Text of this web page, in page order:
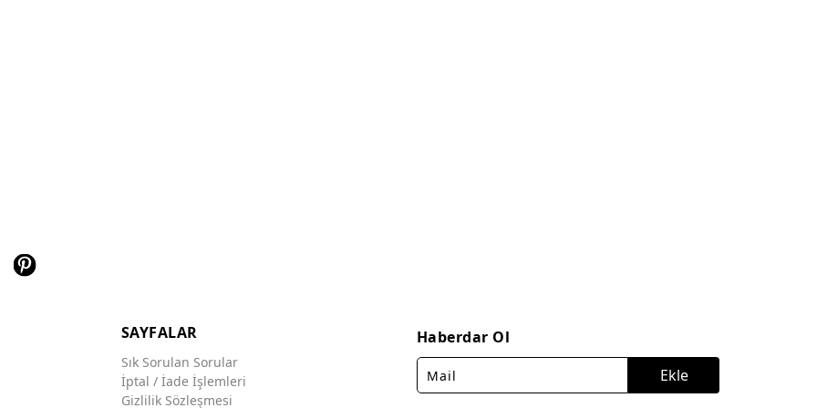
SAYFALAR
Sık Sorulan Sorular
İptal / İade İşlemleri
Gizlilik Sözleşmesi
Haberdar Ol
Ekle